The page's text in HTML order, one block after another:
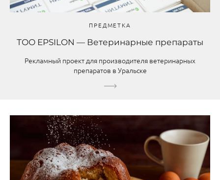
ПРЕДМЕТКА
ТОО EPSILON — Ветеринарные препараты
Рекламный проект для производителя ветеринарных
препаратов в Уральске